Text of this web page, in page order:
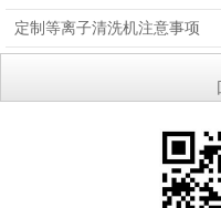
定制等离子清洗机注意事项